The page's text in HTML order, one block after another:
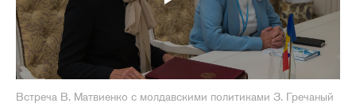
Встреча В. Матвиенко с молдавскими политиками З. Гречаный